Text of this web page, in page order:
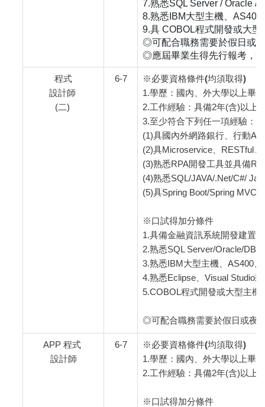
7.熟悉SQL Server / Oracle /
8.熟悉IBM大型主機、
9.具 COBOL程式開發或大
◎可配合職務需要於假日或
◎應屆畢業生得先行報考，
程式
設計師
(二)
6-7
※必要資格條件(均須取得)
1.學歷：國內、外大學以上畢
2.工作經驗：具備2年(含)以上
3.至少符合下列任一項經驗：
(1)具國內外網路銀行、行動
(2)具Microservice、RESTful
(3)熟悉RPA開發工具並具備
(4)熟悉SQL/JAVA/.Net/C#/
(5)具Spring Boot/Spring
※口試得加分條件
1.具備金融資訊系統開發建置
2.熟悉SQL Server/Oracle/
3.熟悉IBM大型主機、AS400
4.熟悉Eclipse、Visual Studio
5.COBOL程式開發或大型主
◎可配合職務需要於假日或夜
APP 程式
設計師
6-7
※必要資格條件(均須取得)
1.學歷：國內、外大學以上畢
2.工作經驗：具備2年(含)以上
※口試得加分條件